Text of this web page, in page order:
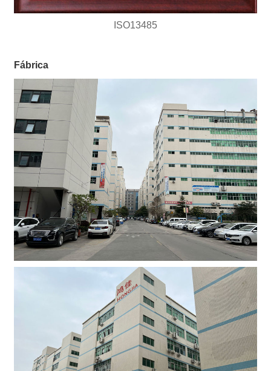
ISO13485
Fábrica